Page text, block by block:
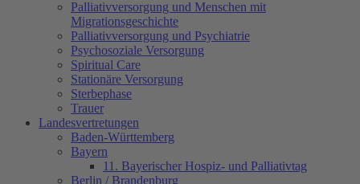
Palliativversorgung und Menschen mit
Migrationsgeschichte
Palliativversorgung und Psychiatrie
Psychosoziale Versorgung
Spiritual Care
Stationäre Versorgung
Sterbephase
Trauer
Landesvertretungen
Baden-Württemberg
Bayern
11. Bayerischer Hospiz- und Palliativtag
Berlin / Brandenburg